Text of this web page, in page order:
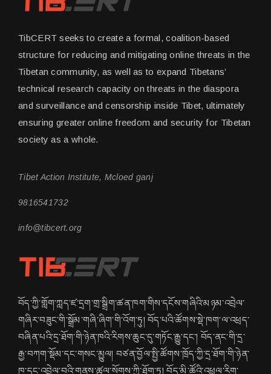
TibCERT seeks to create a formal, coalition-based
structure for reducing and mitigating online threats in the
Tibetan community, as well as to expand Tibetans’
technical research capacity on threats in the diaspora
and surveillance and censorship inside Tibet, ultimately
ensuring greater online freedom and security for Tibetan
society as a whole.
Tibet Action Institute, Mcloed ganj
9816541732
info@tibcert.org
བོད་ཀྱི་གློག་ཀླད་ཛ་དྲག་གྲ་སྒྲིག་ཚན་ཁག་གིས་དངོས་གཞིའི་མཉམ་འབྲེལ་
གཞིར་བཟུང་གི་སྒྲོམ་གཞི་ཞིག་གི་འོག་ཏུ། བོད་པའི་ཚོགས་སྡེ་ཁག་ལ་འཕྲད་
བཞིན་པའི་དྲ་ཐོག་གི་ཉེན་ཁའི་རིགས་ཆུང་དུ་གཏོང་རྒྱུ་དང་། བོད་ནང་གི་དྲ་
རྒྱ་བཀག་སྡོམ་དང་གསང་མྱུལ། བཙན་བྱོལ་སྤྱི་ཚོགས་ཁྲོད་ཀྱི་དྲ་ཐོག་གི་ཉེན་
ཁ་དང་འབྲེལ་བའི་གནས་ཚུལ་སོགས་ཀྱི་ཐོག་ཏུ། བོད་མི་ཚོའི་འཕྲུལ་རིག་